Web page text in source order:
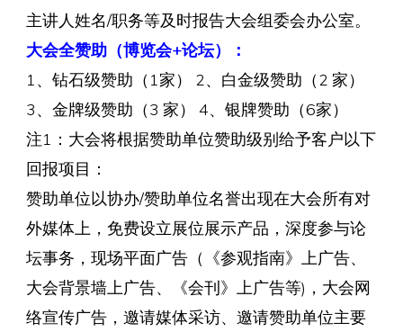
主讲人姓名/职务等及时报告大会组委会办公室。
大会全赞助（博览会+论坛）：
1、钻石级赞助（1家） 2、白金级赞助（2 家）
3、金牌级赞助（3 家） 4、银牌赞助（6家）
注1：大会将根据赞助单位赞助级别给予客户以下
回报项目：
赞助单位以协办/赞助单位名誉出现在大会所有对
外媒体上，免费设立展位展示产品，深度参与论
坛事务，现场平面广告（《参观指南》上广告、
大会背景墙上广告、《会刊》上广告等)，大会网
络宣传广告，邀请媒体采访、邀请赞助单位主要